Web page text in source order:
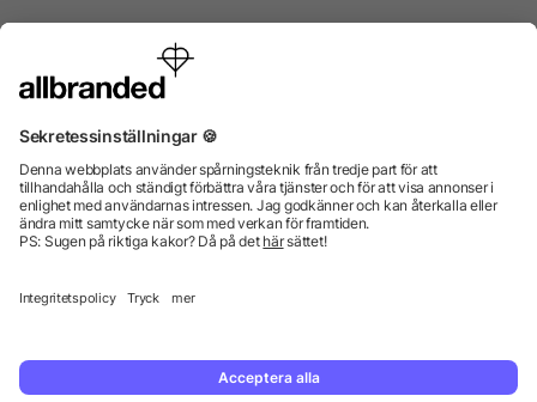
Internationellt
enbart till företag, institutioner, föreningar och
© 2026 allbranded GmbH.